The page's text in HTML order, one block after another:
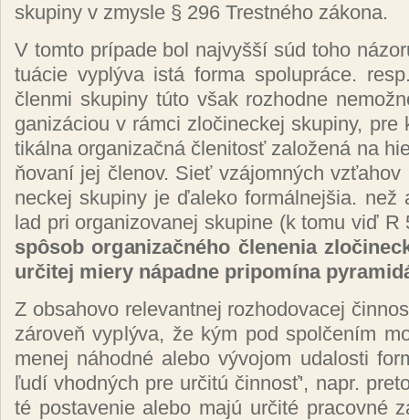
sku­pi­ny v zmys­le § 296 Tres­tné­ho zá­ko­na.
V tom­to prí­pa­de bol naj­vyš­ší súd to­ho
tuácie vy­plý­va is­tá for­ma spolu­prá­ce.
člen­mi sku­pi­ny tú­to však roz­hod­ne
ga­ni­zá­ciou v rám­ci zlo­či­nec­kej sku­pi­ny,
ti­kál­na or­ga­ni­zač­ná čle­ni­tosť za­lo­že­ná na
ňo­va­ní jej čle­nov. Sieť vzá­jom­ných
nec­kej sku­pi­ny je ďa­le­ko for­mál­nej­šia.
lad pri or­ga­ni­zo­va­nej sku­pi­ne (k to­mu viď
spô­sob or­ga­ni­zač­né­ho čle­ne­nia
ur­či­tej mie­ry ná­pad­ne pri­po­mí­na
Z ob­sa­ho­vo re­le­van­tnej roz­ho­do­va­cej
zá­ro­veň vy­plý­va, že kým pod spol­če­ním
me­nej ná­hod­né ale­bo vý­vo­jom uda­los­ti
ľu­dí vhod­ných pre ur­či­tú čin­nosť', napr.
té pos­ta­ve­nie ale­bo ma­jú ur­či­té pra­cov­né